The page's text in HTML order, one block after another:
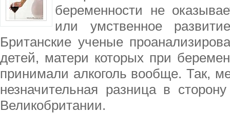
беременности не
или умственное
Британские ученые
детей, матери которых при
принимали алкоголь вообще. Так,
незначительная разница в
Великобритании.